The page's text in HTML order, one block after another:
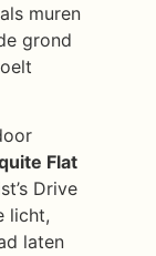
muren
grond
Flat
Drive
licht,
laten